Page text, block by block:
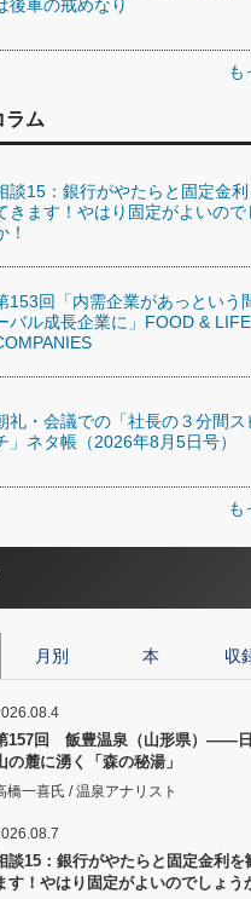
後車の戒めなり
も
ラム
談15：銀行がやたらと固定金
きます！やはり固定がよいので
！
153回「内需企業があっという
バル成長企業に」FOOD & LIFE
礼・会議での「社長の３分間ス
」ネタ帳（2026年8月5日号）
も
月別 本 収
157回 飯豊温泉（山形県）――
の麓に湧く「森の秘湯」
橋一喜氏 / 温泉アナリスト
談15：銀行がやたらと固定金利を
す！やはり固定がよいのでしょう